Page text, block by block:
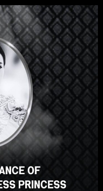
ເຂົ້າສູ່ລະບົບ
right?
course?